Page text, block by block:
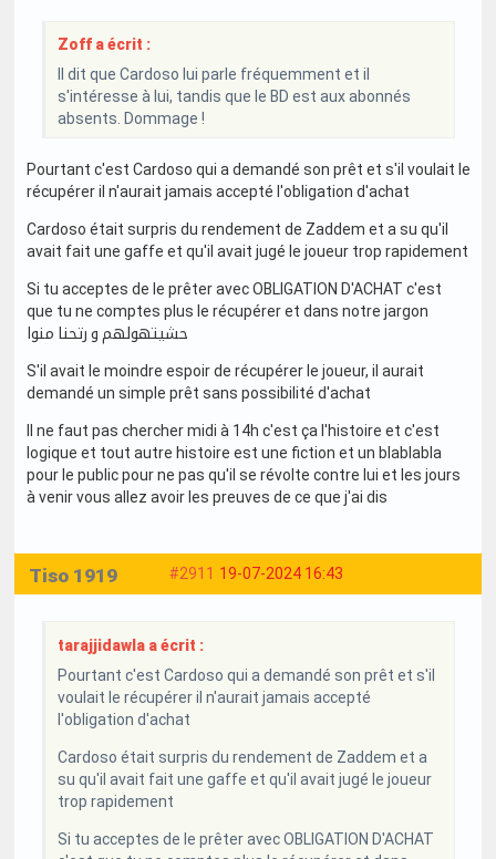
Zoff a écrit :
Il dit que Cardoso lui parle fréquemment et il
s'intéresse à lui, tandis que le BD est aux abonnés
absents. Dommage !
Pourtant c'est Cardoso qui a demandé son prêt et s'il voulait le
récupérer il n'aurait jamais accepté l'obligation d'achat
Cardoso était surpris du rendement de Zaddem et a su qu'il
avait fait une gaffe et qu'il avait jugé le joueur trop rapidement
Si tu acceptes de le prêter avec OBLIGATION D'ACHAT c'est
que tu ne comptes plus le récupérer et dans notre jargon
حشيتهولهم و رتحنا منوا
S'il avait le moindre espoir de récupérer le joueur, il aurait
demandé un simple prêt sans possibilité d'achat
Il ne faut pas chercher midi à 14h c'est ça l'histoire et c'est
logique et tout autre histoire est une fiction et un blablabla
pour le public pour ne pas qu'il se révolte contre lui et les jours
à venir vous allez avoir les preuves de ce que j'ai dis
#2911 19-07-2024 16:43
Tiso 1919
tarajjidawla a écrit :
Pourtant c'est Cardoso qui a demandé son prêt et s'il
voulait le récupérer il n'aurait jamais accepté
l'obligation d'achat
Cardoso était surpris du rendement de Zaddem et a
su qu'il avait fait une gaffe et qu'il avait jugé le joueur
trop rapidement
Si tu acceptes de le prêter avec OBLIGATION D'ACHAT